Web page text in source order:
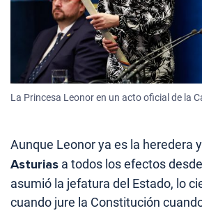
La Princesa Leonor en un acto oficial de la
Aunque Leonor ya es la heredera
Asturias a todos los efectos
asumió la jefatura del Estado, lo
cuando jure la Constitución